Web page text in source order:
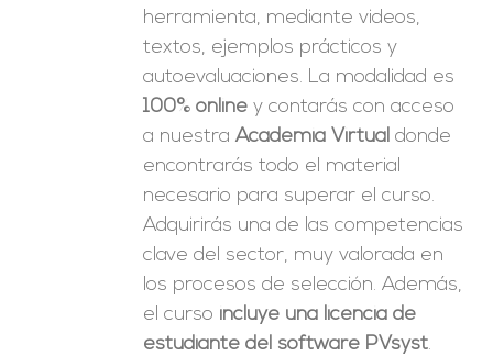
herramienta, mediante videos,
textos, ejemplos prácticos y
autoevaluaciones. La modalidad es
100% online y contarás con acceso
a nuestraAcademia Virtual donde
encontrarás todo el material
necesario para superar el curso.
Adquirirás una de las competencias
clave del sector, muy valorada en
los procesos de selección. Además,
el curso incluye una licencia de
estudiante del software PVsyst.